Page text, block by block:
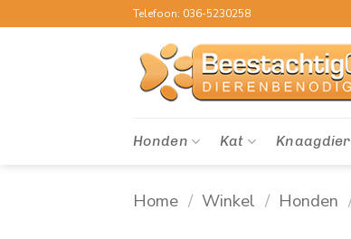
naar
Telefoon: 036-5230258
Honden Kat Knaagdier
Home / Winkel / Honden